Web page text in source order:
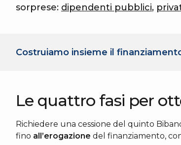
sorprese: dipendenti pubblici,
Costruiamo insieme il
Le quattro fasi per
Richiedere una cessione del quinto
fino all’erogazione del finanziamento,